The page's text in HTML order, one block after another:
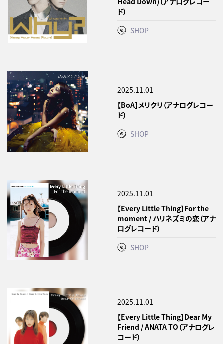
ド）
SHOP
2025.11.01
【BoA】メリクリ（アナログレコー
ド）
SHOP
2025.11.01
【Every Little Thing】For the
moment / ハリネズミの恋（アナ
ログレコード）
SHOP
2025.11.01
【Every Little Thing】Dear My
Friend / ANATA TO（アナログレ
コード）